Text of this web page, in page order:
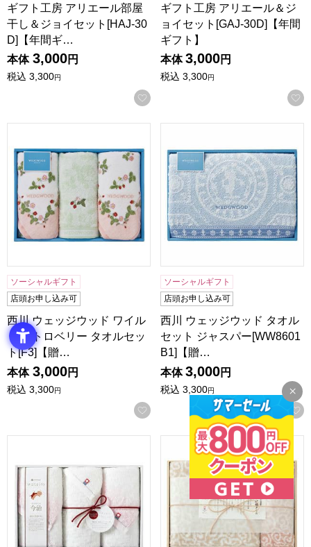
ギフト工房 アリエール部屋
干し＆ジョイセット[HAJ-30
D]【年間ギ…
本体 3,000円
税込 3,300円
お気に入りに登録する
ギフト工房 アリエール＆ジ
ョイセット[GAJ-30D]【年間
ギフト】
本体 3,000円
税込 3,300円
ソーシャルギフト
店頭お申し込み可
西川 ウェッジウッド ワイル
ド ストロベリー タオルセッ
ト[F3]【贈…
本体 3,000円
税込 3,300円
お気に入りに登録する
ソーシャルギフト
店頭お申し込み可
西川 ウェッジウッド タオル
セット ジャスパー[WW8601
B1]【贈…
本体 3,000円
税込 3,300円
西川 watairo タオルセット[WT4510F3]【贈りものカタログ】
今治謹製 紋織タオルギフト